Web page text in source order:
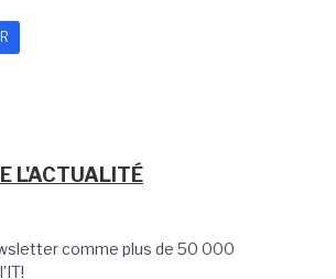
L'ACTUALITÉ
comme plus de 50 000